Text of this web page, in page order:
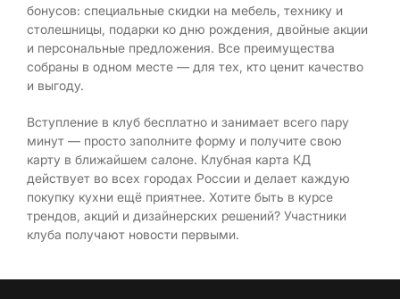
бонусов: специальные скидки на мебель, технику и
столешницы, подарки ко дню рождения, двойные акции
и персональные предложения. Все преимущества
собраны в одном месте — для тех, кто ценит качество
и выгоду.
Вступление в клуб бесплатно и занимает всего пару
минут — просто заполните форму и получите свою
карту в ближайшем салоне. Клубная карта КД
действует во всех городах России и делает каждую
покупку кухни ещё приятнее. Хотите быть в курсе
трендов, акций и дизайнерских решений? Участники
клуба получают новости первыми.